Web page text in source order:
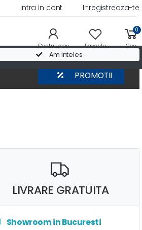
Am inteles
Intra in cont Inregistreaza-te
Contul meu Favorite
0
Cos
PROMOTII
LIVRARE GRATUITA
Showroom in Bucuresti